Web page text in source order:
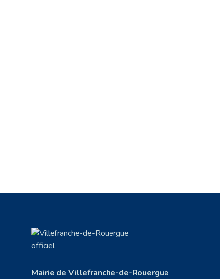
Mairie de Villefranche-de-Rouergue